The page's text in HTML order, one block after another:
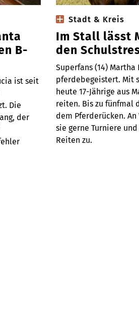
B-
ist seit
Die
der
Stadt & Kreis
Im Stall lässt
den
Superfans (14) Martha
pferdebegeistert. Mit
heute 17-Jährige aus
reiten. Bis zu fünfmal
dem Pferderücken.
sie gerne Turniere
Reiten zu.